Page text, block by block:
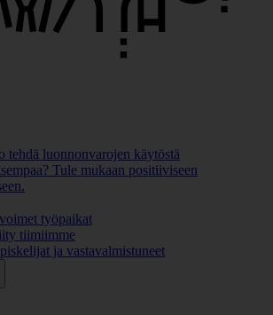
tehdä luonnonvarojen käytöstä
Tule mukaan positiiviseen
työpaikat
tiimiimme
ja vastavalmistuneet